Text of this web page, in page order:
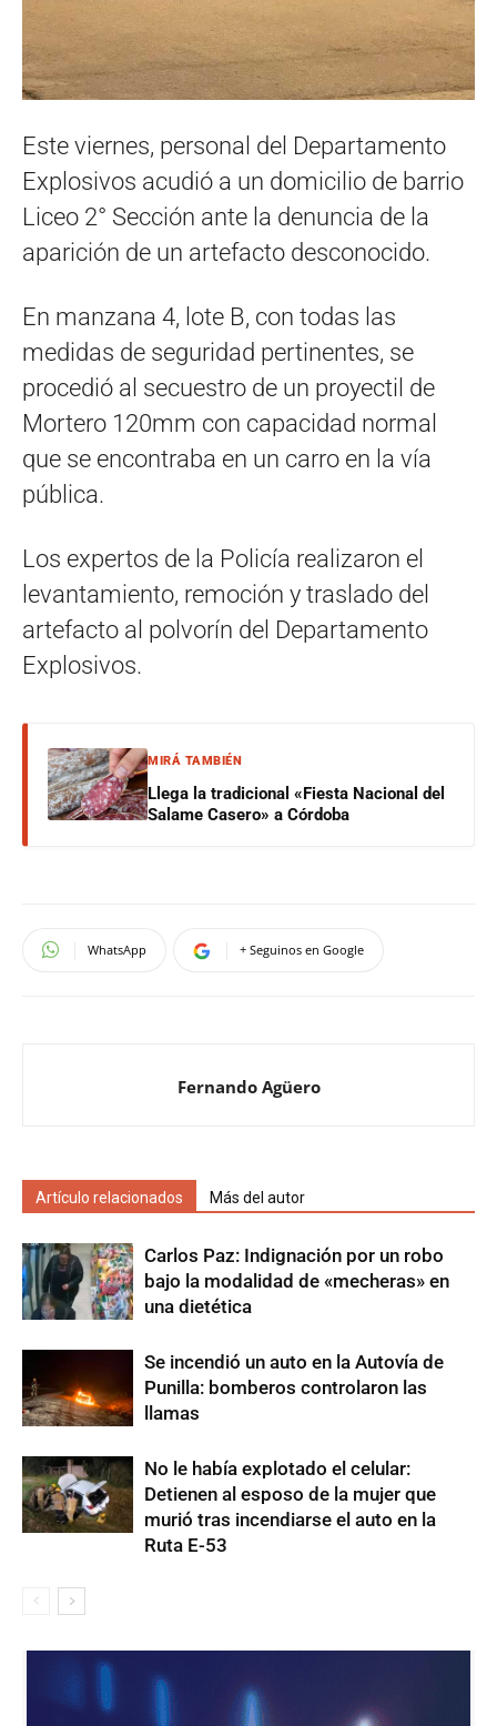
Este viernes, personal del Departamento
Explosivos acudió a un domicilio de barrio
Liceo 2° Sección ante la denuncia de la
aparición de un artefacto desconocido.
En manzana 4, lote B, con todas las
medidas de seguridad pertinentes, se
procedió al secuestro de un proyectil de
Mortero 120mm con capacidad normal
que se encontraba en un carro en la vía
pública.
Los expertos de la Policía realizaron el
levantamiento, remoción y traslado del
artefacto al polvorín del Departamento
Explosivos.
MIRÁ TAMBIÉN
Llega la tradicional «Fiesta Nacional del
Salame Casero» a Córdoba
WhatsApp + Seguinos en Google
Fernando Agüero
Artículo relacionados Más del autor
Carlos Paz: Indignación por un robo
bajo la modalidad de «mecheras» en
una dietética
Se incendió un auto en la Autovía de
Punilla: bomberos controlaron las
llamas
No le había explotado el celular:
Detienen al esposo de la mujer que
murió tras incendiarse el auto en la
Ruta E-53